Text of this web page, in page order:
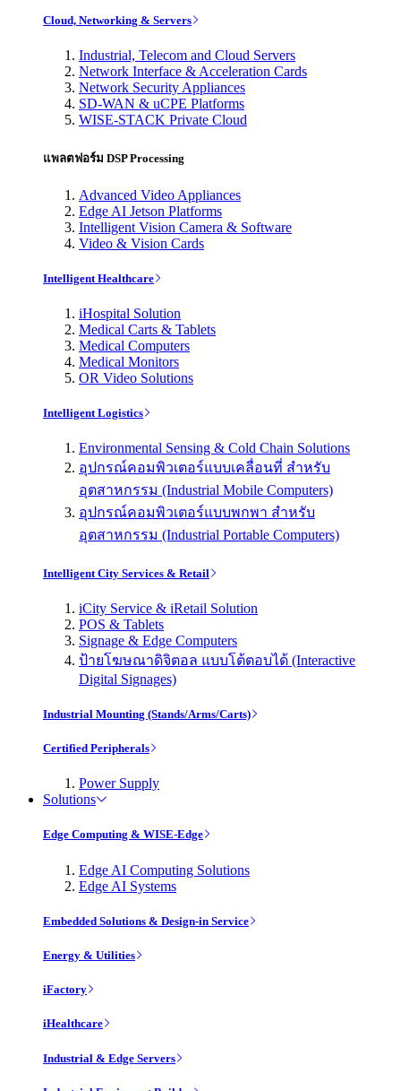
Cloud, Networking & Servers
Industrial, Telecom and Cloud Servers
Network Interface & Acceleration Cards
Network Security Appliances
SD-WAN & uCPE Platforms
WISE-STACK Private Cloud
แพลตฟอร์ม DSP Processing
Advanced Video Appliances
Edge AI Jetson Platforms
Intelligent Vision Camera & Software
Video & Vision Cards
Intelligent Healthcare
iHospital Solution
Medical Carts & Tablets
Medical Computers
Medical Monitors
OR Video Solutions
Intelligent Logistics
Environmental Sensing & Cold Chain Solutions
อุปกรณ์คอมพิวเตอร์แบบเคลื่อนที่ สำหรับ
อุตสาหกรรม (Industrial Mobile Computers)
อุปกรณ์คอมพิวเตอร์แบบพกพา สำหรับ
อุตสาหกรรม (Industrial Portable Computers)
Intelligent City Services & Retail
iCity Service & iRetail Solution
POS & Tablets
Signage & Edge Computers
ป้ายโฆษณาดิจิตอล แบบโต้ตอบได้ (Interactive
Digital Signages)
Industrial Mounting (Stands/Arms/Carts)
Certified Peripherals
Power Supply
Solutions
Edge Computing & WISE-Edge
Edge AI Computing Solutions
Edge AI Systems
Embedded Solutions & Design-in Service
Energy & Utilities
iFactory
iHealthcare
Industrial & Edge Servers